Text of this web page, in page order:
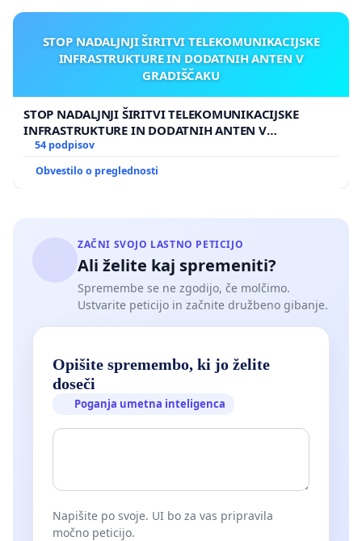
STOP NADALJNJI ŠIRITVI TELEKOMUNIKACIJSKE
INFRASTRUKTURE IN DODATNIH ANTEN V
GRADIŠČAKU
STOP NADALJNJI ŠIRITVI TELEKOMUNIKACIJSKE
INFRASTRUKTURE IN DODATNIH ANTEN V
GRADIŠČAKU
54 podpisov
Obvestilo o preglednosti
ZAČNI SVOJO LASTNO PETICIJO
Ali želite kaj spremeniti?
Spremembe se ne zgodijo, če molčimo.
Ustvarite peticijo in začnite družbeno gibanje.
Opišite spremembo, ki jo želite
doseči
Poganja umetna inteligenca
Napišite po svoje. UI bo za vas pripravila
močno peticijo.